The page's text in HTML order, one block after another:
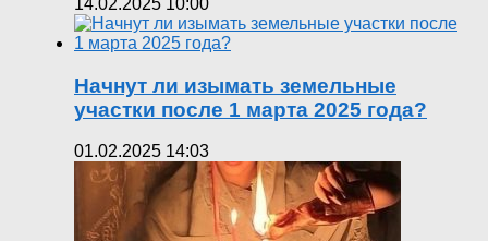
Начнут ли изымать земельные
участки после 1 марта 2025 года?
01.02.2025 14:03